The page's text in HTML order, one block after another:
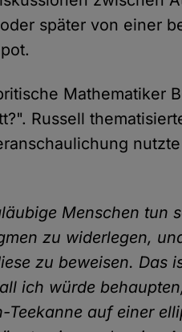
später von einer
Mathematiker
Russell
Menschen tun
zu widerlegen,
zu beweisen. Das
ich würde
Teekanne auf einer